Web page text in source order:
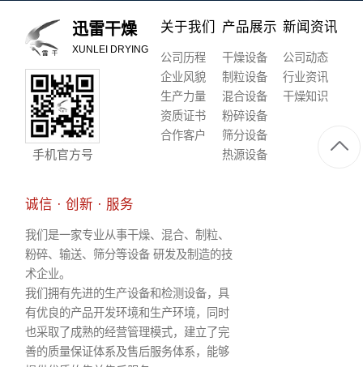
迅雷干燥
XUNLEI DRYING
手机官方号
关于我们
公司历程
企业风貌
生产力量
资质证书
合作客户
产品展示
干燥设备
制粒设备
混合设备
粉碎设备
筛分设备
热源设备
新闻资讯
公司动态
行业资讯
干燥知识
诚信 · 创新 · 服务
我们是一家专业从事干燥、混合、制粒、
粉碎、输送、筛分等设备 研发及制造的技
术企业。
我们拥有先进的生产设备和检测设备，具
有优良的产品开发环境和生产环境，同时
也采取了成熟的经营管理模式，建立了完
善的质量保证体系及售后服务体系，能够